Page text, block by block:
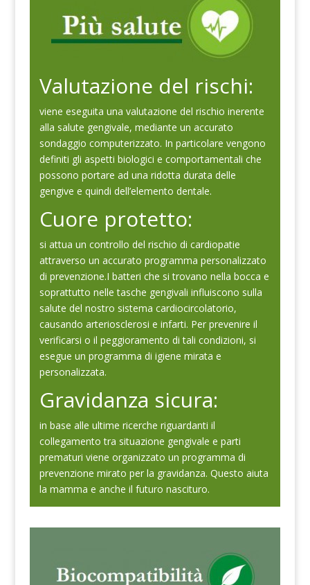
Valutazione del rischi:
viene eseguita una valutazione del rischio inerente
alla salute gengivale, mediante un accurato
sondaggio computerizzato. In particolare vengono
definiti gli aspetti biologici e comportamentali che
possono portare ad una ridotta durata delle
gengive e quindi dell’elemento dentale.
Cuore protetto:
si attua un controllo del rischio di cardiopatie
attraverso un accurato programma personalizzato
di prevenzione.I batteri che si trovano nella bocca e
soprattutto nelle tasche gengivali influiscono sulla
salute del nostro sistema cardiocircolatorio,
causando arteriosclerosi e infarti. Per prevenire il
verificarsi o il peggioramento di tali condizioni, si
esegue un programma di igiene mirata e
personalizzata.
Gravidanza sicura:
in base alle ultime ricerche riguardanti il
collegamento tra situazione gengivale e parti
prematuri viene organizzato un programma di
prevenzione mirato per la gravidanza. Questo aiuta
la mamma e anche il futuro nascituro.